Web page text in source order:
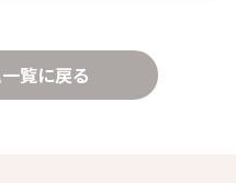
覧に戻る